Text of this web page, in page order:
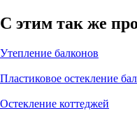
С этим так же
Утепление балконов
Пластиковое остекление
Остекление коттеджей